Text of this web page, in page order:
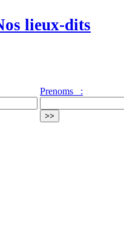
lieux-dits
Prenoms :